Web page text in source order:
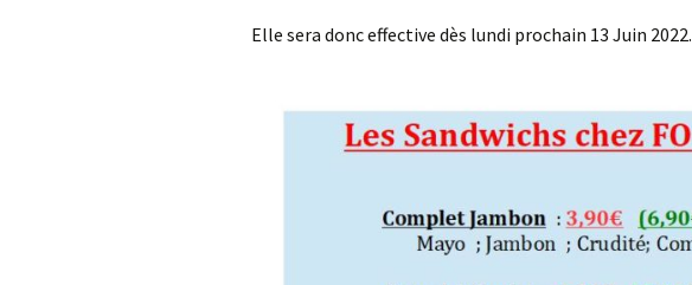
Elle sera donc effective dès lundi prochain 13 Juin 2022.